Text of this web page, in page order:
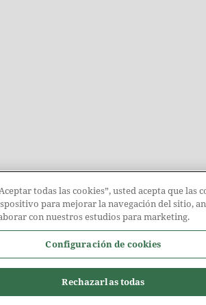
todas las cookies”, usted acepta que las
para mejorar la navegación del sitio,
con nuestros estudios para marketing.
Configuración de cookies
Rechazarlas todas